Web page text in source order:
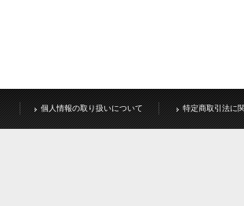
個人情報の取り扱いについて 特定商取引法に